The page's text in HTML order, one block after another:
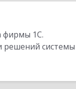
фирмы 1С.
решений